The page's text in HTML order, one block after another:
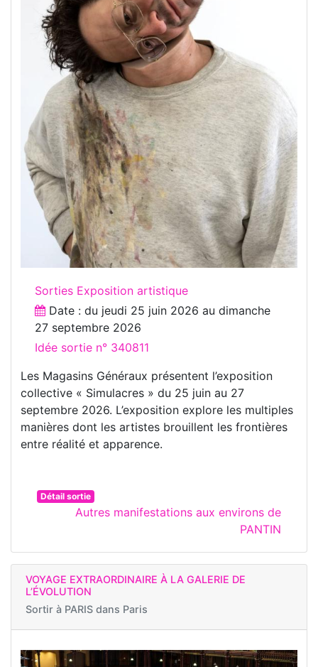
Sorties Exposition artistique
Date : du jeudi 25 juin 2026 au dimanche
27 septembre 2026
Idée sortie n° 340811
Les Magasins Généraux présentent l’exposition
collective « Simulacres » du 25 juin au 27
septembre 2026. L’exposition explore les multiples
manières dont les artistes brouillent les frontières
entre réalité et apparence.
Détail sortie
Autres manifestations aux environs de
PANTIN
VOYAGE EXTRAORDINAIRE À LA GALERIE DE
L’ÉVOLUTION
Sortir à PARIS dans Paris